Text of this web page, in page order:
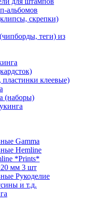
альбомов
скрепки)
теги) из
пластинки клеевые)
(наборы)
Gamma
Hemline
*Prints*
мм 3 шт
Рукоделие
и т.д.